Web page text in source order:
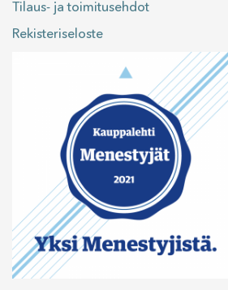
Tilaus- ja toimitusehdot
Rekisteriseloste